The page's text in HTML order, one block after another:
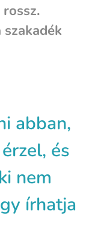
abban,
és
nem
írhatja